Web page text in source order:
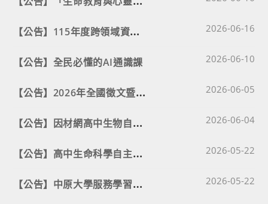
【
公告】115年度跨領域資通安全人才培育計畫 Post published:
2026-06-16
【公告】全民必懂的AI通識課 Post published:
2026-06-10
【
公告】2026年全國徵文暨圖文徵稿 Post published:
2026-06-05
【
公告】因材網高中生物自主學習講座 Post published:
2026-06-04
【
公告】高中生命科學自主學習計畫 Post published:
2026-05-22
【
公告】中原大學服務學習季刊-115年5月號 Post published:
2026-05-22